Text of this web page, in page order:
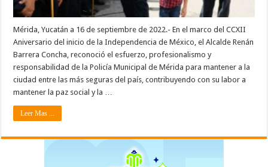
Mérida, Yucatán a 16 de septiembre de 2022.- En el marco del CCXII
Aniversario del inicio de la Independencia de México, el Alcalde Renán
Barrera Concha, reconoció el esfuerzo, profesionalismo y
responsabilidad de la Policía Municipal de Mérida para mantener a la
ciudad entre las más seguras del país, contribuyendo con su labor a
mantener la paz social y la …
Leer Mas ...